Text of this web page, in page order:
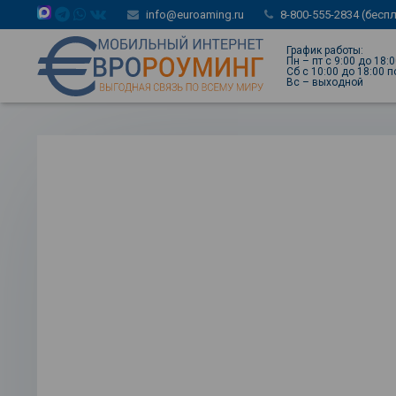
info@euroaming.ru 8-800-555-2834
График работы:
Пн – пт с 9:00 до
Сб с 10:00 до 18:00
Вс – выходной